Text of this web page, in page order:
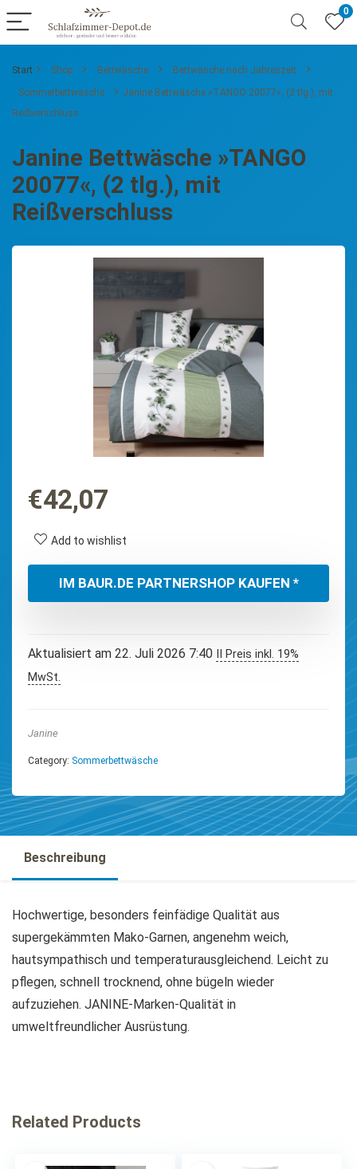
0
Start Shop Bettwäsche
Bettwäsche nach Jahreszeit
Sommerbettwäsche
Janine Bettwäsche »TANGO 20077«, (2 tlg.), mit
Reißverschluss
Janine Bettwäsche »TANGO
20077«, (2 tlg.), mit
Reißverschluss
€42,07
Add to wishlist
IM BAUR.DE PARTNERSHOP KAUFEN *
Aktualisiert am 22. Juli 2026 7:40
II Preis inkl. 19%
MwSt.
Janine
Category: Sommerbettwäsche
Beschreibung
Hochwertige, besonders feinfädige Qualität aus
supergekämmten Mako-Garnen, angenehm weich,
hautsympathisch und temperaturausgleichend. Leicht zu
pflegen, schnell trocknend, ohne bügeln wieder
aufzuziehen. JANINE-Marken-Qualität in
umweltfreundlicher Ausrüstung.
Related Products